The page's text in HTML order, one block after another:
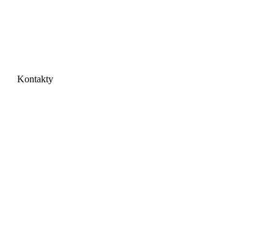
Kontakty